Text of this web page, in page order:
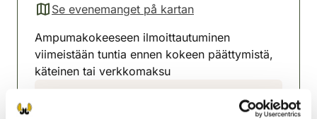
Se evenemanget på kartan
(avautuu uuteen välilehteen)
Ampumakokeeseen ilmoittautuminen
viimeistään tuntia ennen kokeen päättymistä,
käteinen tai verkkomaksu